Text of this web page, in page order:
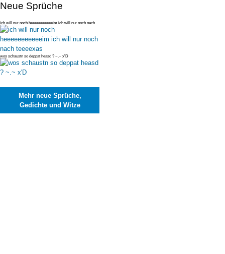
Neue Sprüche
ich will nur noch heeeeeeeeeeeim ich will nur noch nach
teeeexas
wos schaustn so deppat heasd ? ~.~ x'D
Mehr neue Sprüche,
Gedichte und Witze